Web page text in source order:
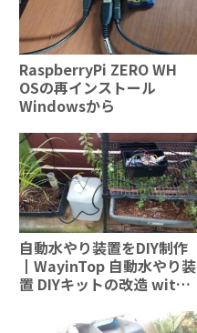
RaspberryPi ZERO WH
OSの再インストール
Windowsから
自動水やり装置をDIY制作
┃WayinTop 自動水やり装
置 DIYキットの改造 with